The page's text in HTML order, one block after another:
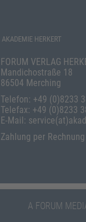
AKADEMIE HERKERT
FORUM VERLAG
Mandichostraße 18
86504 Merching
Telefon: +49 (0)8233
Telefax: +49 (0)8233
E-Mail:
Zahlung per Rechnung
A FORUM